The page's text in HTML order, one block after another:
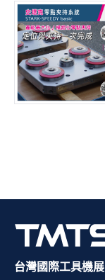
台灣國際工具機